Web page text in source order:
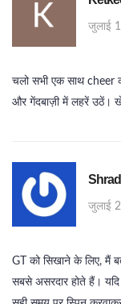
जुलाई
चलो सभी एक साथ cheer
और गेंदबाज़ी में लहरें उठें।
जुलाई
GT को सिखाने के लिए, मैं
सबसे असरदार होते हैं।